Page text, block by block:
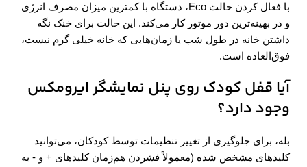
با فعال کردن حالت Eco، دستگاه با کمترین میزان مصرف انرژی
و در بهینه‌ترین دور موتور کار می‌کند. این حالت برای خنک نگه
داشتن خانه در طول شب یا زمان‌هایی که خانه خیلی گرم نیست،
فوق‌العاده است.
آیا قفل کودک روی پنل نمایشگر ایرومکس
وجود دارد؟
بله، برای جلوگیری از تغییر تنظیمات توسط کودکان، می‌توانید
کلیدهای مشخص شده (معمولاً فشردن هم‌زمان کلیدهای + و - به